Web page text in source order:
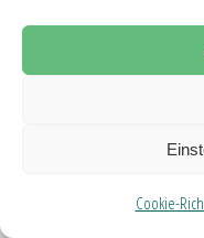
Cookie-
© Copyright - FGR